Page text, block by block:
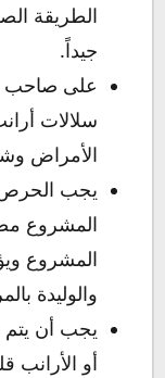
الطريقة
جيداً.
على صاحب
سلالات
الأمراض
يجب الحرص
المشروع
المشروع
والوليدة
يجب أن يتم
أو الأرانب